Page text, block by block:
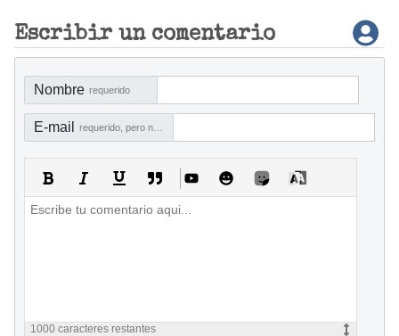
Escribir un comentario
Nombre requerido
E-mail
1000 caracteres restantes